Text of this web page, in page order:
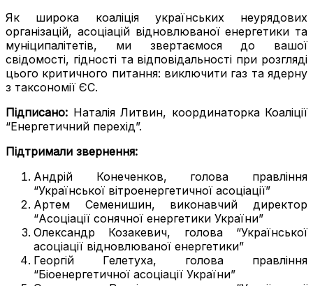
Як широка коаліція українських неурядових
організацій, асоціацій відновлюваної енергетики та
муніципалітетів, ми звертаємося до вашої
свідомості, гідності та відповідальності при розгляді
цього критичного питання: виключити газ та ядерну
з таксономії ЄС.
Підписано: Наталія Литвин, координаторка Коаліції
“Енергетичний перехід”.
Підтримали звернення:
Андрій Конеченков, голова правління
“Української вітроенергетичної асоціації”
Артем Семенишин, виконавчий директор
“Асоціації сонячної енергетики України”
Олександр Козакевич, голова “Української
асоціації відновлюваної енергетики”
Георгій Гелетуха, голова правління
“Біоенергетичної асоціації України”